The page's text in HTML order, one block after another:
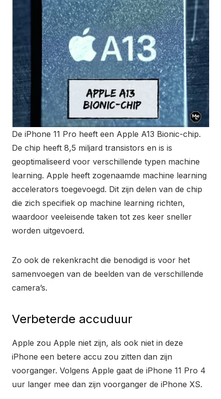
De iPhone 11 Pro heeft een Apple A13 Bionic-chip.
De chip heeft 8,5 miljard transistors en is is
geoptimaliseerd voor verschillende typen machine
learning. Apple heeft zogenaamde machine learning
accelerators toegevoegd. Dit zijn delen van de chip
die zich specifiek op machine learning richten,
waardoor veeleisende taken tot zes keer sneller
worden uitgevoerd.
Zo ook de rekenkracht die benodigd is voor het
samenvoegen van de beelden van de verschillende
camera’s.
Verbeterde accuduur
Apple zou Apple niet zijn, als ook niet in deze
iPhone een betere accu zou zitten dan zijn
voorganger. Volgens Apple gaat de iPhone 11 Pro 4
uur langer mee dan zijn voorganger de iPhone XS.